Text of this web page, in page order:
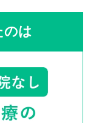
のは